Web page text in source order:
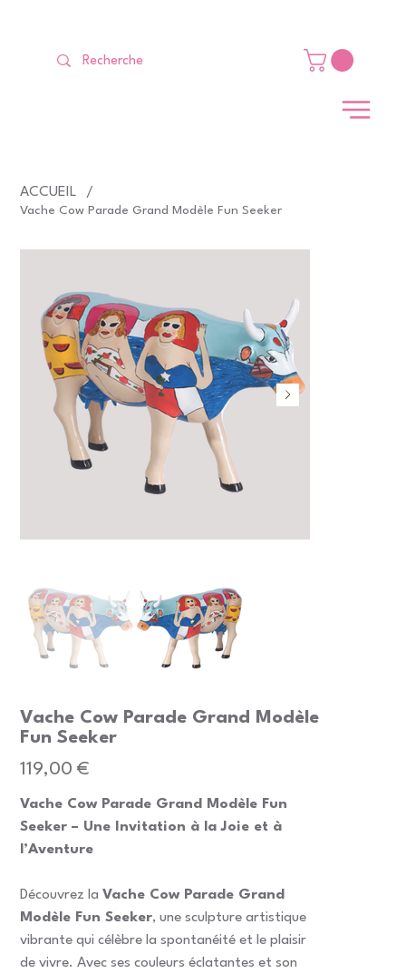
ACCUEIL /
Vache Cow Parade Grand Modèle Fun Seeker
Vache Cow Parade Grand Modèle
Fun Seeker
Prix
119,00 €
Vache Cow Parade Grand Modèle Fun
Seeker – Une Invitation à la Joie et à
l’Aventure
Découvrez laVache Cow Parade Grand
Modèle Fun Seeker, une sculpture artistique
vibrante qui célèbre la spontanéité et le plaisir
de vivre. Avec ses couleurs éclatantes et son